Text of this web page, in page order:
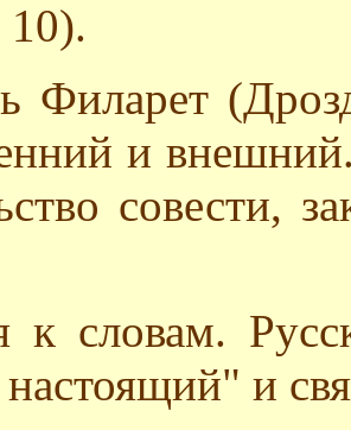
Филарет
и
совести,
к словам.
и